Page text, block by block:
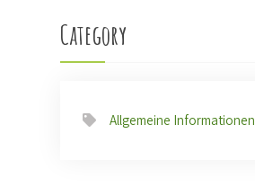
Category
Allgemeine Informationen